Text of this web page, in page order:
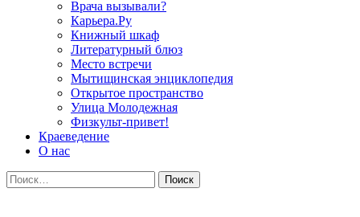
Врача вызывали?
Карьера.Ру
Книжный шкаф
Литературный блюз
Место встречи
Мытищинская энциклопедия
Открытое пространство
Улица Молодежная
Физкульт-привет!
Краеведение
О нас
Найти: